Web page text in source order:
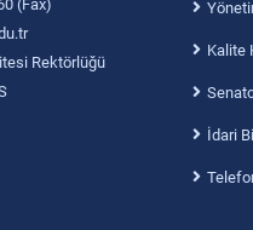
(Fax)
Rektörlüğü
Kalite
İdari